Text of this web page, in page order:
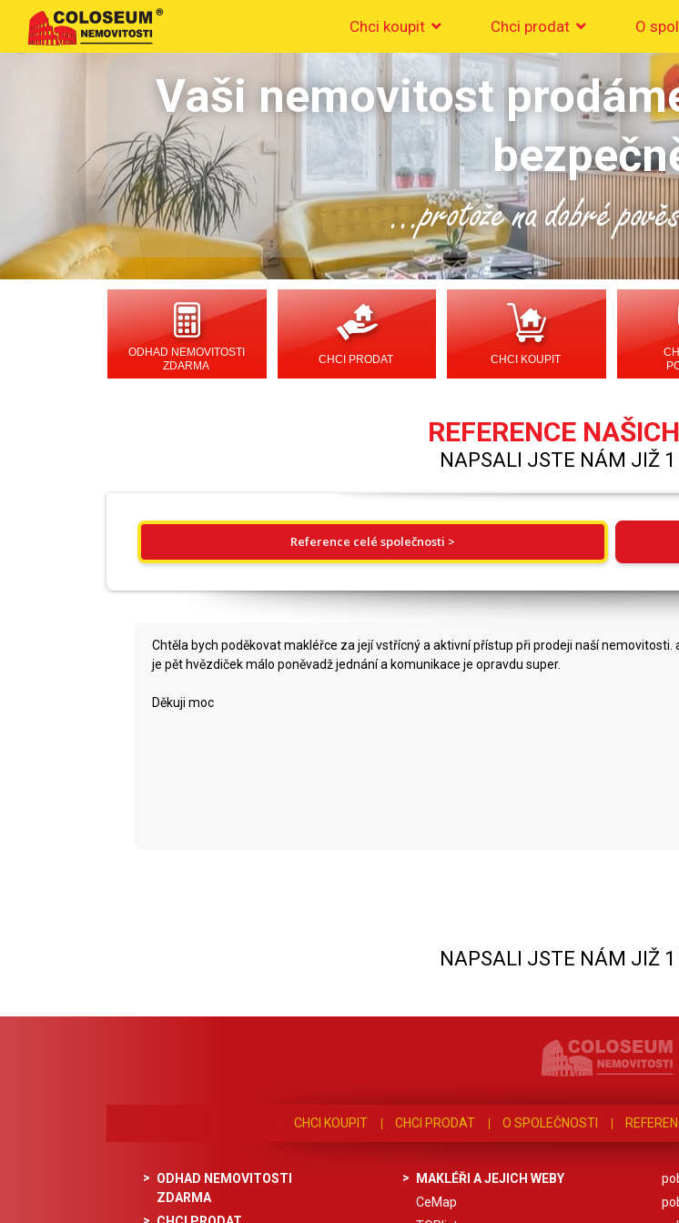
Chci koupit Chci prodat O
Vaši nemovitost
...protože na dobré
ODHAD NEMOVITOSTI
ZDARMA
CHCI PRODAT CHCI KOUPIT
REFERENCE
NAPSALI JSTE NÁM JIŽ 1
Reference celé společnosti >
Chtěla bych poděkovat makléřce za její vstřícný a aktivní přístup při prodeji naší nemovitosti.
je pět hvězdiček málo poněvadž jednání a komunikace je opravdu super.
Děkuji moc
NAPSALI JSTE NÁM JIŽ 1
CHCI KOUPIT CHCI PRODAT O SPOLEČNOSTI
ODHAD NEMOVITOSTI
ZDARMA
MAKLÉŘI A JEJICH WEBY
CeMap